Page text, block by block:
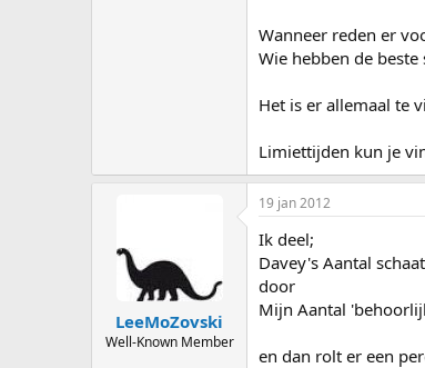
Wanneer reden er
Wie hebben de
Het is er allemaal te
Limiettijden kun je
LeeMoZovski
Well-Known Member
19 jan 2012
Ik deel;
Davey's Aantal
door
Mijn Aantal
en dan rolt er een